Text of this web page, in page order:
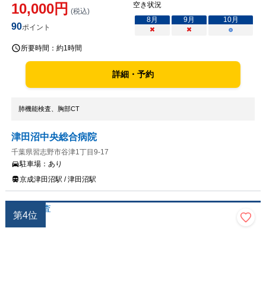
10,000円 (税込)
90ポイント
空き状況
8月 9月 10月
×
× ○
所要時間： 約1時間
詳細・予約
肺機能検査、胸部CT
津田沼中央総合病院
千葉県習志野市谷津1丁目9-17
駐車場： あり
京成津田沼駅 / 津田沼駅
第4位